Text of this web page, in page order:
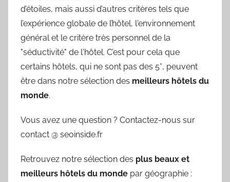
d’étoiles, mais aussi d’autres critères tels que
l’expérience globale de l’hôtel, l'environnement
général et le critère très personnel de la
"séductivité" de l'hôtel. C’est pour cela que
certains hôtels, qui ne sont pas des 5*, peuvent
être dans notre sélection des meilleurs hôtels du
monde.
Vous avez une question ? Contactez-nous sur
contact @ seoinside.fr
Retrouvez notre sélection des plus beaux et
meilleurs hôtels du monde par géographie :